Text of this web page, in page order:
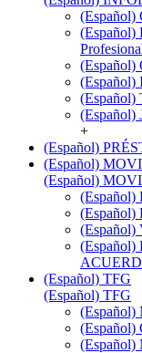
(Español)
(Español)
(Español)
(Español)
(Español)
+
(Español)
(Español)
(Español)
(Español) TFG
(Español) TFG